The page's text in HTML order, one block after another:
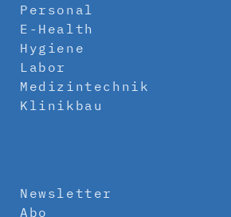
Personal
E-Health
Hygiene
Labor
Medizintechnik
Klinikbau
Newsletter
Abo